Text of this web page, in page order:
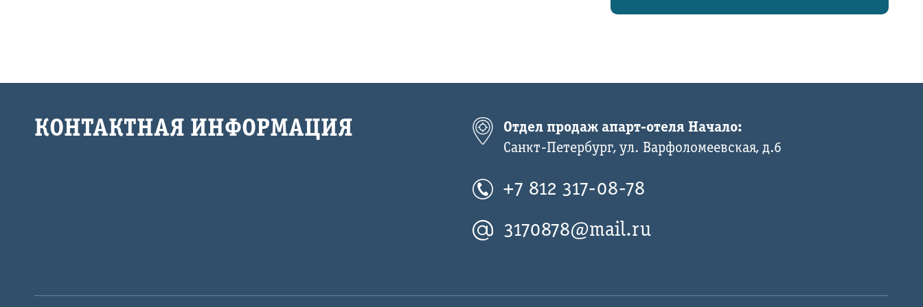
КОНТАКТНАЯ ИНФОРМАЦИЯ
Отдел продаж апарт-отеля Начало:
Санкт-Петербург, ул. Варфоломеевская, д.6
+7 812 317-08-78
3170878@mail.ru